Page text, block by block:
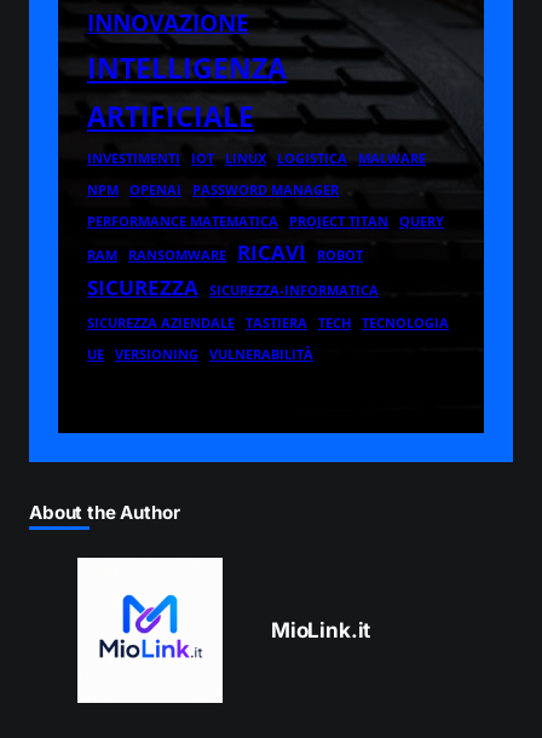
INNOVAZIONE
INTELLIGENZA
ARTIFICIALE
INVESTIMENTI IOT LINUX LOGISTICA
MALWARE
NPM
OPENAI
PASSWORD MANAGER
PERFORMANCE MATEMATICA
PROJECT TITAN
QUERY
RAM
RANSOMWARE RICAVI ROBOT
SICUREZZA
SICUREZZA-INFORMATICA
SICUREZZA AZIENDALE
TASTIERA TECH
TECNOLOGIA
UE
VERSIONING VULNERABILITÀ
About the Author
MioLink.it